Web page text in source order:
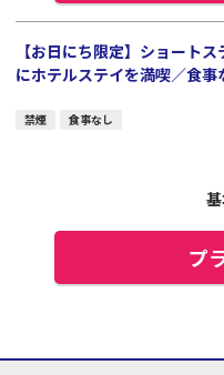
【お日にち限定】ショー
にホテルステイを満喫／食
禁煙 食事なし
プ